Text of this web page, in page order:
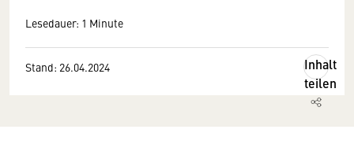
Lesedauer: 1 Minute
Stand: 26.04.2024
Inhalt
teilen